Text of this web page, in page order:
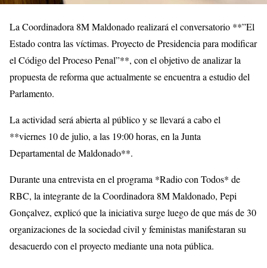
La Coordinadora 8M Maldonado realizará el conversatorio **”El
Estado contra las víctimas. Proyecto de Presidencia para modificar
el Código del Proceso Penal”**, con el objetivo de analizar la
propuesta de reforma que actualmente se encuentra a estudio del
Parlamento.
La actividad será abierta al público y se llevará a cabo el
**viernes 10 de julio, a las 19:00 horas, en la Junta
Departamental de Maldonado**.
Durante una entrevista en el programa *Radio con Todos* de
RBC, la integrante de la Coordinadora 8M Maldonado, Pepi
Gonçalvez, explicó que la iniciativa surge luego de que más de 30
organizaciones de la sociedad civil y feministas manifestaran su
desacuerdo con el proyecto mediante una nota pública.